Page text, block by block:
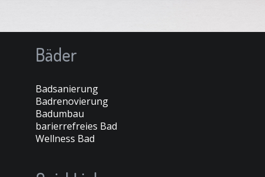
Bäder
Badsanierung
Badrenovierung
Badumbau
barierrefreies Bad
Wellness Bad